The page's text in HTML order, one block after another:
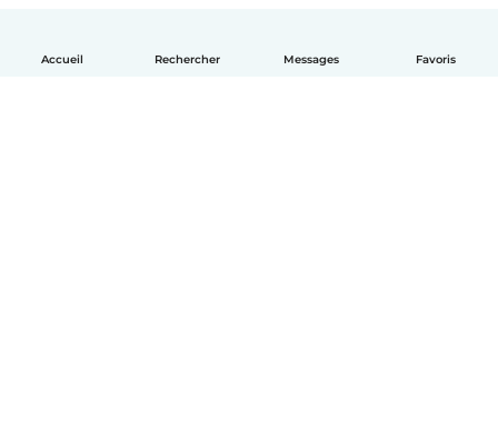
Accueil Rechercher Messages Favoris